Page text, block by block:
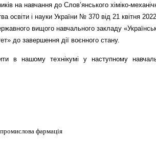
на навчання до Слов’янського хіміко-
освіти і науки України № 370 від 21 квітня
вищого навчального закладу
до завершення дії воєнного стану.
в нашому технікумі у наступному
фармація